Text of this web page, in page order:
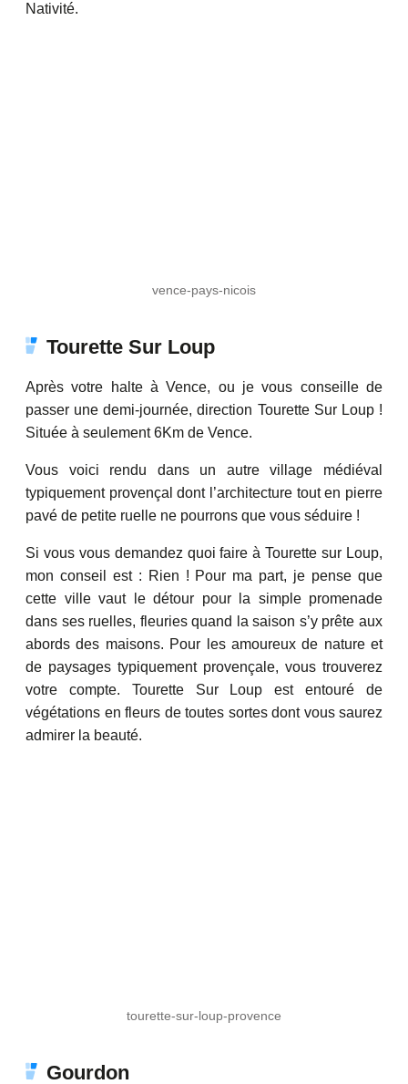
Nativité.
vence-pays-nicois
Tourette Sur Loup
Après votre halte à Vence, ou je vous conseille de
passer une demi-journée, direction Tourette Sur Loup !
Située à seulement 6Km de Vence.
Vous voici rendu dans un autre village médiéval
typiquement provençal dont l’architecture tout en pierre
pavé de petite ruelle ne pourrons que vous séduire !
Si vous vous demandez quoi faire à Tourette sur Loup,
mon conseil est : Rien ! Pour ma part, je pense que
cette ville vaut le détour pour la simple promenade
dans ses ruelles, fleuries quand la saison s’y prête aux
abords des maisons. Pour les amoureux de nature et
de paysages typiquement provençale, vous trouverez
votre compte. Tourette Sur Loup est entouré de
végétations en fleurs de toutes sortes dont vous saurez
admirer la beauté.
tourette-sur-loup-provence
Gourdon